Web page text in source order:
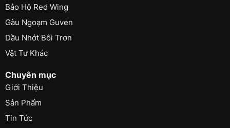
Bảo Hộ Red Wing
Gàu Ngoạm Guven
Dầu Nhớt Bôi Trơn
Vật Tư Khác
Chuyên mục
Giới Thiệu
Sản Phẩm
Tin Tức